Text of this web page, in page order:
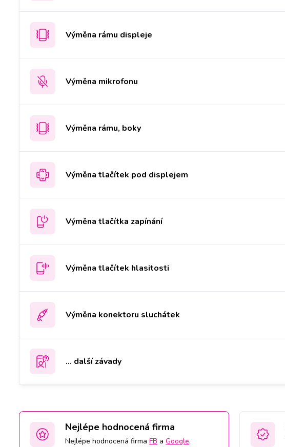
Výměna rámu displeje
Výměna mikrofonu
Výměna rámu, boky
Výměna tlačítek pod displejem
Výměna tlačítka zapínání
Výměna tlačítek hlasitosti
Výměna konektoru sluchátek
... další závady
Nejlépe hodnocená firma
Nejlépe hodnocená firma FB a Google.